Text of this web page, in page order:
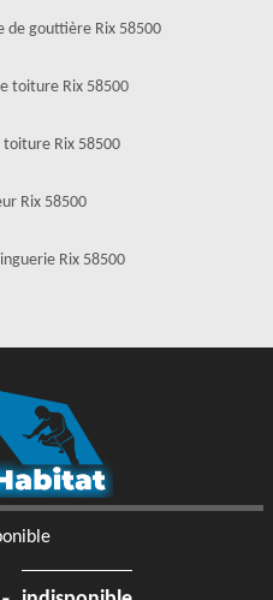
de gouttière Rix 58500
toiture Rix 58500
toiture Rix 58500
Rix 58500
Rix 58500